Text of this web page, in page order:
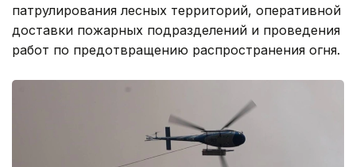
патрулирования лесных территорий, оперативной
доставки пожарных подразделений и проведения
работ по предотвращению распространения огня.